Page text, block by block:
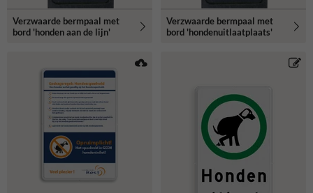
Verzwaarde bermpaal met
bord 'honden aan de lijn'
Verzwaarde bermpaal met
bord 'hondenuitlaatplaats'